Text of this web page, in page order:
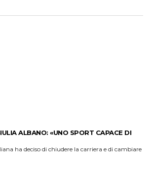
ALBANO: «UNO SPORT CAPACE DI
ha deciso di chiudere la carriera e di cambiare